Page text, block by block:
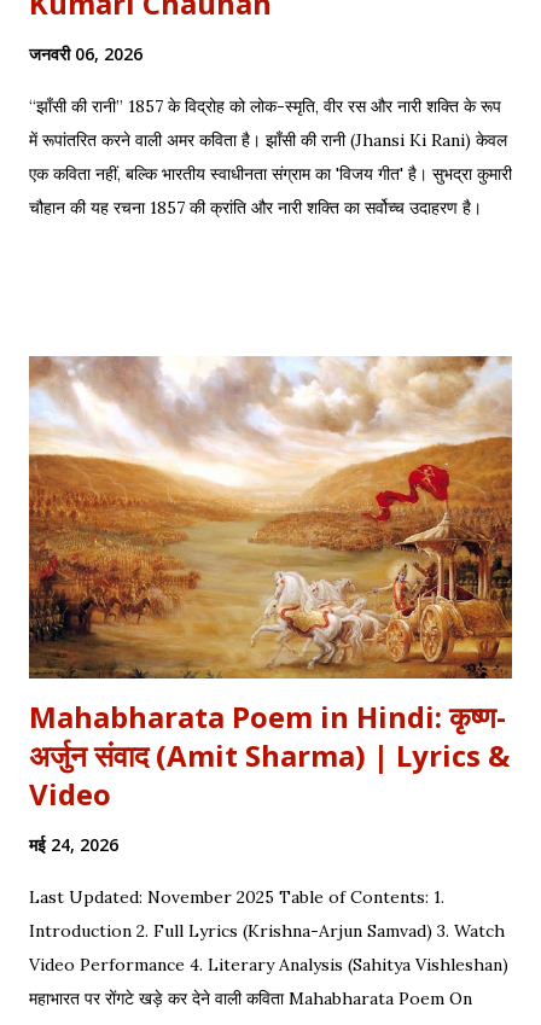
जनवरी 06, 2026
“झाँसी की रानी” 1857 के विद्रोह को लोक-स्मृति, वीर रस और नारी शक्ति के रूप
में रूपांतरित करने वाली अमर कविता है। झाँसी की रानी (Jhansi Ki Rani) केवल
एक कविता नहीं, बल्कि भारतीय स्वाधीनता संग्राम का 'विजय गीत' है। सुभद्रा कुमारी
चौहान की यह रचना 1857 की क्रांति और नारी शक्ति का सर्वोच्च उदाहरण है।
अपनी इच्छा से विद्रोह किया और इतिहास बदल दिया, ठीक वैसे ही जैसे हमने कुछ
औरतों की विद्रोही कहानियों में पढ़ा है। Exam Relevance (UPSC / NET
/ Academic) विषय: 1857 का स्वतंत्रता संग्राम (History) साहित्य: वीर रस
और राष्ट्रीय सांस्कृतिक काव्यधारा (Hindi Literature) महत्व: ...
Mahabharata Poem in Hindi: कृष्ण-
अर्जुन संवाद (Amit Sharma) | Lyrics &
Video
मई 24, 2026
Last Updated: November 2025 Table of Contents: 1.
Introduction 2. Full Lyrics (Krishna-Arjun Samvad) 3. Watch
Video Performance 4. Literary Analysis (Sahitya Vishleshan)
महाभारत पर रोंगटे खड़े कर देने वाली कविता Mahabharata Poem On